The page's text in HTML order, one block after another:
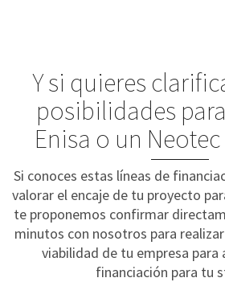
Y si quieres
posibilidades
Enisa o un Neotec
Si conoces estas líneas de
valorar el encaje de tu proyecto
te proponemos confirmar
minutos con nosotros para
viabilidad de tu empresa para
financiación para tu